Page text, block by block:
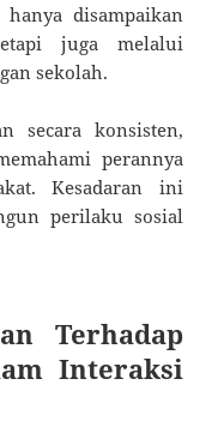
disampaikan
juga melalui
sekolah.
secara konsisten,
perannya
Kesadaran ini
perilaku sosial
Terhadap
Interaksi